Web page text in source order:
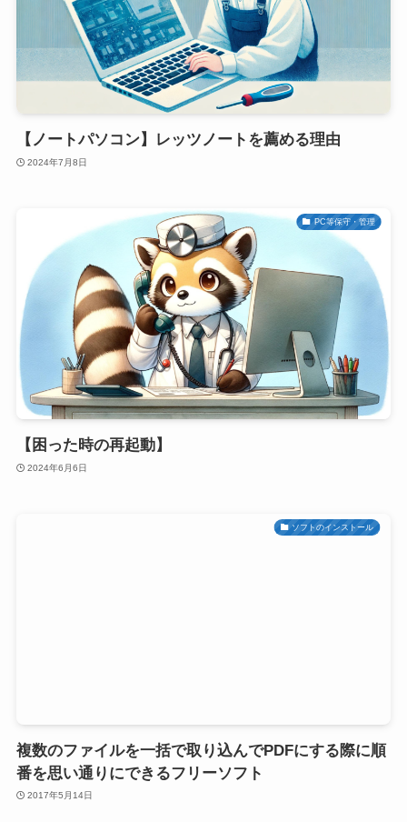
【ノートパソコン】レッツノートを薦める理由
2024年7月8日
PC等保守・管理
【困った時の再起動】
2024年6月6日
ソフトのインストール
複数のファイルを一括で取り込んでPDFにする際に順
番を思い通りにできるフリーソフト
2017年5月14日